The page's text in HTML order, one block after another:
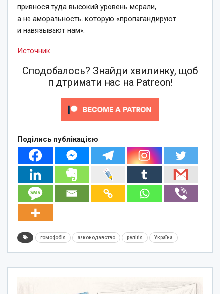
привнося туда высокий уровень морали,
а не аморальность, которую «пропагандируют
и навязывают нам».
Источник
Сподобалось? Знайди хвилинку, щоб
підтримати нас на Patreon!
Поділись публікацією
гомофобія законодавство релігія Україна